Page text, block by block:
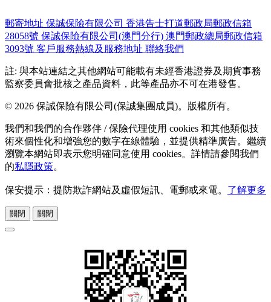
郵寄地址 保誠保險有限公司 香港告士打道郵政局郵政信箱
28058號 保誠保險有限公司(澳門分行) 澳門郵政總局郵政信箱
3093號 客戶服務熱線及服務地址 聯絡我們
註: 與本站連結之其他網站可能載有未經香港證券及期貨事務
監察委員會批核之產品資料，此等產品亦不可在港發售。
© 2026 保誠保險有限公司(保誠集團成員)。版權所有。
我們和我們的合作夥伴 / 保險代理使用 cookies 和其他類似技
術來個性化和增強您的數字在線體驗，並提供精準廣告。繼續
瀏覽本網站即表示您明確同意使用 cookies。詳情請參閱我們
的私隱政策。
保安提示：提防欺詐網站及虛假短訊、電郵或來電。 了解更多
關閉 關閉